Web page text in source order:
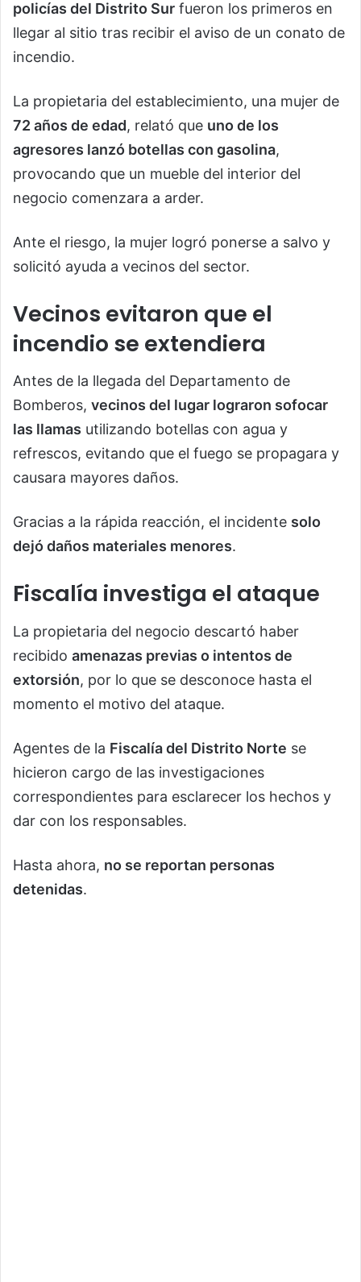
policías del Distrito Sur fueron los primeros en
llegar al sitio tras recibir el aviso de un conato de
incendio.
La propietaria del establecimiento, una mujer de
72 años de edad, relató que uno de los
agresores lanzó botellas con gasolina,
provocando que un mueble del interior del
negocio comenzara a arder.
Ante el riesgo, la mujer logró ponerse a salvo y
solicitó ayuda a vecinos del sector.
Vecinos evitaron que el
incendio se extendiera
Antes de la llegada del Departamento de
Bomberos, vecinos del lugar lograron sofocar
las llamas utilizando botellas con agua y
refrescos, evitando que el fuego se propagara y
causara mayores daños.
Gracias a la rápida reacción, el incidente solo
dejó daños materiales menores.
Fiscalía investiga el ataque
La propietaria del negocio descartó haber
recibido amenazas previas o intentos de
extorsión, por lo que se desconoce hasta el
momento el motivo del ataque.
Agentes de la Fiscalía del Distrito Norte se
hicieron cargo de las investigaciones
correspondientes para esclarecer los hechos y
dar con los responsables.
Hasta ahora, no se reportan personas
detenidas.